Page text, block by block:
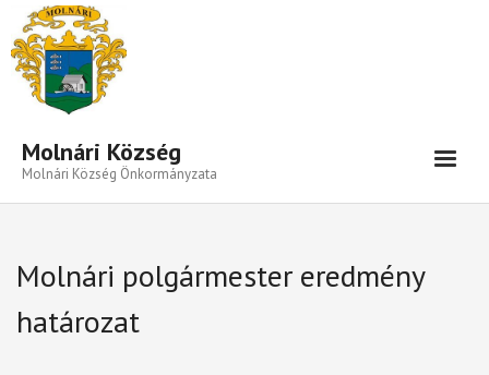
Molnári Község
Molnári Község Önkormányzata
Település
Közigazgatás
Molnári polgármester eredmény
határozat